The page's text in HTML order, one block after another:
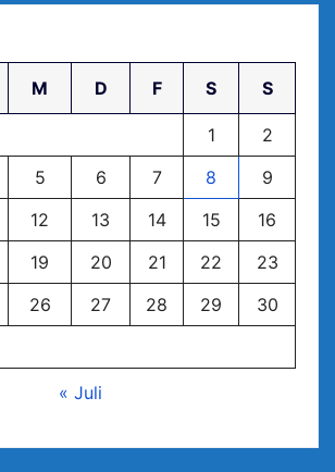
M D F S S
1
2
5 6 7 8
9
12 13 14 15
16
19 20 21 22
23
26 27 28 29
30
« Juli